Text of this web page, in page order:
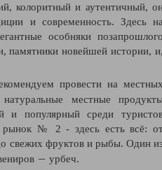
колоритный и аутентичный,
и современность. Здесь
особняки
памятники новейшей истории,
провести на
местные
популярный среди
рынок № 2 - здесь есть всё:
свежих фруктов и рыбы. Один
— урбеч.